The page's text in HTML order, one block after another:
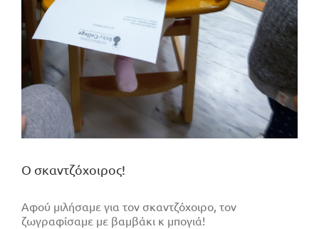
Ο σκαντζόχοιρος!
Αφού μιλήσαμε για τον σκαντζόχοιρο, τον
ζωγραφίσαμε με βαμβάκι κ μπογιά!